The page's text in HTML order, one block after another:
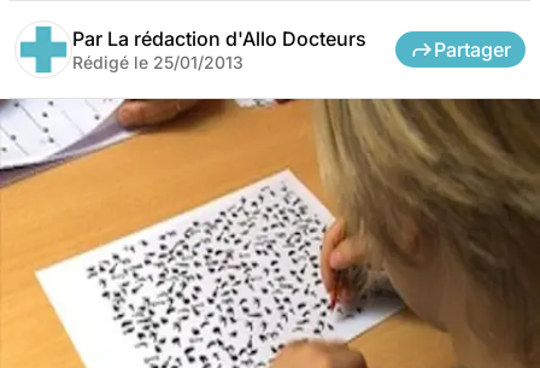
Par La rédaction d'Allo Docteurs
Rédigé le 25/01/2013
Partager